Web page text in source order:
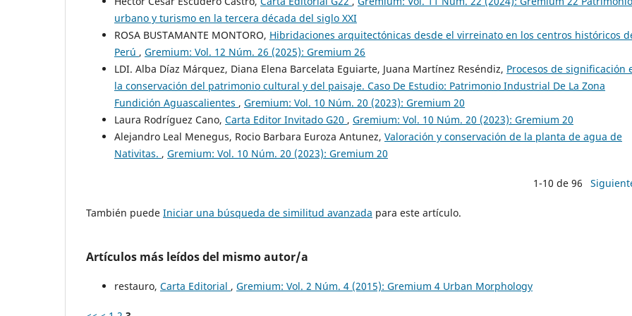
urbano y turismo en la tercera década del siglo XXI
ROSA BUSTAMANTE MONTORO, Hibridaciones arquitectónicas desde el virreinato en los centros históricos
Perú , Gremium: Vol. 12 Núm. 26 (2025): Gremium 26
LDI. Alba Díaz Márquez, Diana Elena Barcelata Eguiarte, Juana Martínez Reséndiz, Procesos de significación
la conservación del patrimonio cultural y del paisaje. Caso De Estudio: Patrimonio Industrial De La Zona
Fundición Aguascalientes , Gremium: Vol. 10 Núm. 20 (2023): Gremium 20
Laura Rodríguez Cano, Carta Editor Invitado G20 , Gremium: Vol. 10 Núm. 20 (2023): Gremium 20
Alejandro Leal Menegus, Rocio Barbara Euroza Antunez, Valoración y conservación de la planta de agua de
Nativitas. , Gremium: Vol. 10 Núm. 20 (2023): Gremium 20
1-10 de 96
También puede Iniciar una búsqueda de similitud avanzada para este artículo.
Artículos más leídos del mismo autor/a
restauro, Carta Editorial , Gremium: Vol. 2 Núm. 4 (2015): Gremium 4 Urban Morphology